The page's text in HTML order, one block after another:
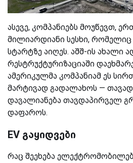
ასევე, კომპანიებს მოუწევთ,
მილიარდიანი სესხი,
სტარტზე აიღეს. აშშ-ის ახალი
რესტრუქტურიზაციაში
ამერიკულმა კომპანიამ ეს
მარტივად გადალახოს —
დავალიანება თავდაპირველ
დაფაროს.
EV გაყიდვები
რაც შეეხება